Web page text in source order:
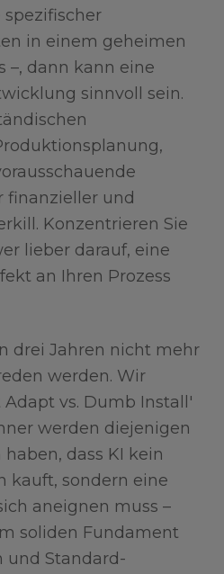
spezifischer
in einem geheimen
–, dann kann eine
sinnvoll sein.
finanzieller und
Konzentrieren Sie
lieber darauf, eine
an Ihren Prozess
drei Jahren nicht mehr
werden. Wir
vs. Dumb Install'
werden diejenigen
dass KI kein
kauft, sondern eine
aneignen muss –
soliden Fundament
und Standard-